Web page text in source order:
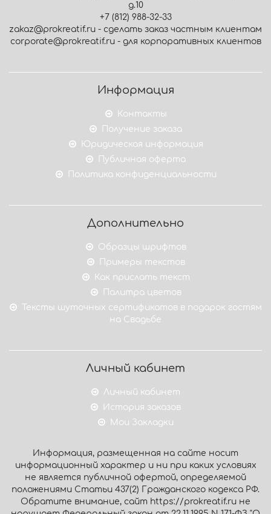
д.10
+7 (812) 988-32-33
zakaz@prokreatif.ru - сделать заказ частным клиентам
corporate@prokreatif.ru - для корпоративных клиентов
Информация
Контакты
Получение заказа
Юридическая информация
Публичная оферта
Политика конфиденциальности
Дополнительно
Образцы шрифтов
Примеры текстов
Как прислать текст
Палитра цветов
Тексты шуточных сертификатов в подарок гостям
на Свадьбе
Личный кабинет
Личный кабинет
История заказов
Мои Закладки
Информация, размещенная на сайте носит
информационный характер и ни при каких условиях
не является публичной офертой, определяемой
положениями Статьи 437(2) Гражданского кодекса РФ.
Обратите внимание, сайт https://prokreatif.ru не